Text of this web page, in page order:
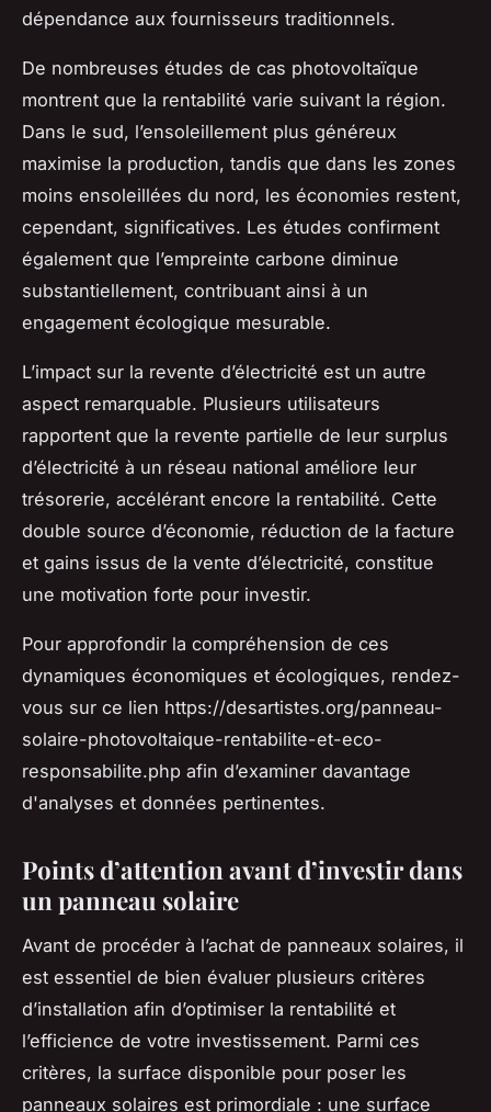
dépendance aux fournisseurs traditionnels.
De nombreuses études de cas photovoltaïque
montrent que la rentabilité varie suivant la région.
Dans le sud, l’ensoleillement plus généreux
maximise la production, tandis que dans les zones
moins ensoleillées du nord, les économies restent,
cependant, significatives. Les études confirment
également que l’empreinte carbone diminue
substantiellement, contribuant ainsi à un
engagement écologique mesurable.
L’impact sur la revente d’électricité est un autre
aspect remarquable. Plusieurs utilisateurs
rapportent que la revente partielle de leur surplus
d’électricité à un réseau national améliore leur
trésorerie, accélérant encore la rentabilité. Cette
double source d’économie, réduction de la facture
et gains issus de la vente d’électricité, constitue
une motivation forte pour investir.
Pour approfondir la compréhension de ces
dynamiques économiques et écologiques, rendez-
vous sur ce lien https://desartistes.org/panneau-
solaire-photovoltaique-rentabilite-et-eco-
responsabilite.php afin d’examiner davantage
d'analyses et données pertinentes.
Points d’attention avant d’investir dans
un panneau solaire
Avant de procéder à l’achat de panneaux solaires, il
est essentiel de bien évaluer plusieurs critères
d’installation afin d’optimiser la rentabilité et
l’efficience de votre investissement. Parmi ces
critères, la surface disponible pour poser les
panneaux solaires est primordiale : une surface